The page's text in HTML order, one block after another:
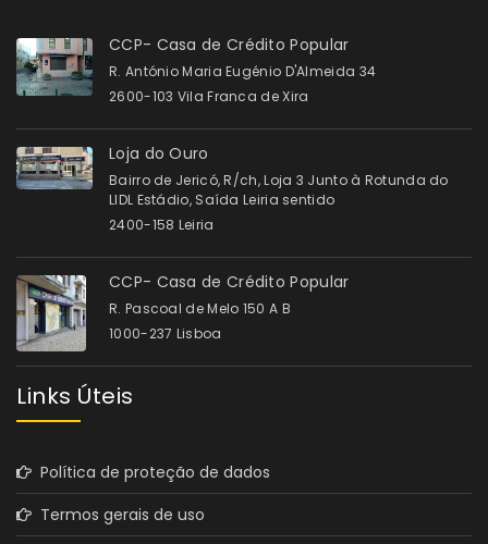
CCP- Casa de Crédito Popular
R. António Maria Eugénio D'Almeida 34
2600-103 Vila Franca de Xira
Loja do Ouro
Bairro de Jericó, R/ch, Loja 3 Junto à Rotunda do
LIDL Estádio, Saída Leiria sentido
2400-158 Leiria
CCP- Casa de Crédito Popular
R. Pascoal de Melo 150 A B
1000-237 Lisboa
Links Úteis
Política de proteção de dados
Termos gerais de uso